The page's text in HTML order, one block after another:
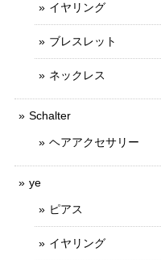
イヤリング
ブレスレット
ネックレス
Schalter
ヘアアクセサリー
ye
ピアス
イヤリング